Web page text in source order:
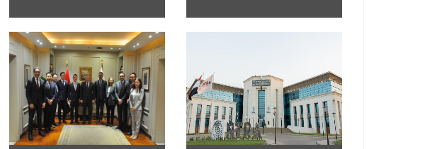
الخضراء والكيماويات والسيارات
أمام كبرى الشركات الهندية